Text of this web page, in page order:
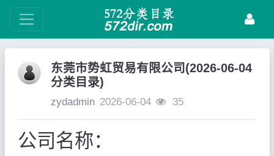
东莞市势虹贸易有限公司(2026-06-04
分类目录)
zydadmin 2026-06-04 35
公司名称：